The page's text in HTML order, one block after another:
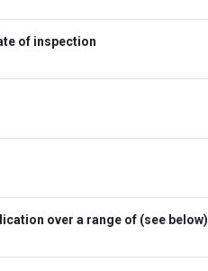
of inspection
over a range of (see below)